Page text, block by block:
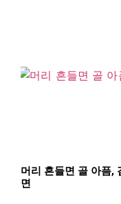
머리 흔들면 골 아픔,
면